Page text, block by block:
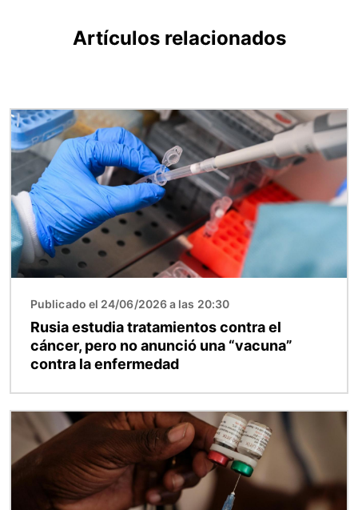
Artículos relacionados
Imagen
Publicado el 24/06/2026 a las 20:30
Rusia estudia tratamientos contra el
cáncer, pero no anunció una “vacuna”
contra la enfermedad
Imagen